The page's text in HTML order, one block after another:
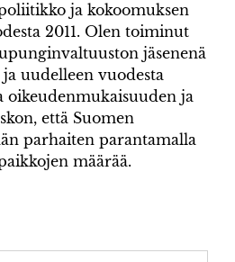
ja kokoomuksen
2011. Olen toiminut
jäsenenä
uudelleen vuodesta
oikeudenmukaisuuden ja
että Suomen
parhaiten parantamalla
määrää.